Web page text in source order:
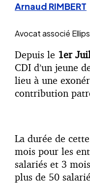
Arnaud RIMBERT
Avocat associé
Depuis le 1er
CDI d’un jeune
lieu à une
contribution
La durée de
mois pour les
salariés et 3
plus de 50